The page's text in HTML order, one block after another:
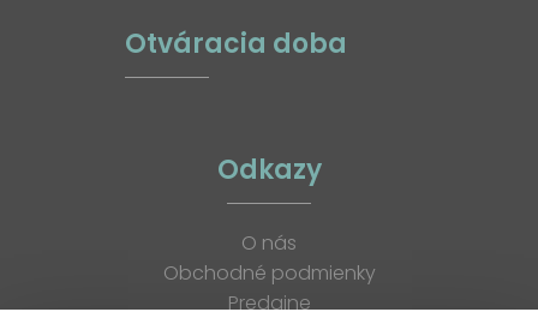
Otváracia doba
Odkazy
O nás
Obchodné podmienky
Predajne